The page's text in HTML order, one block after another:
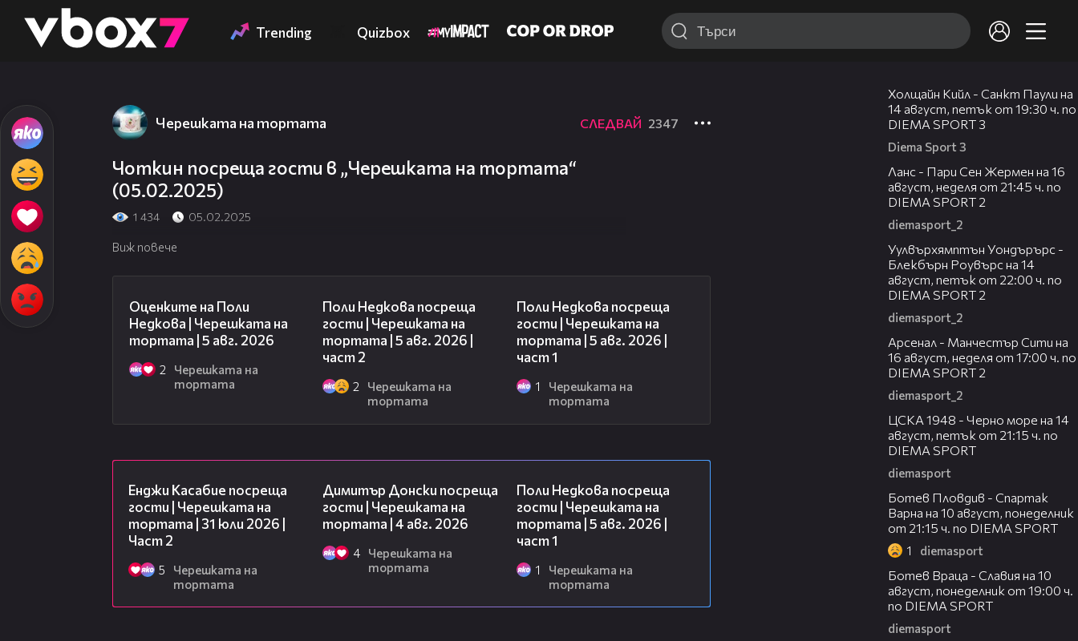
👾 Trending Quizbox
Черешката на тортата СЛЕДВАЙ 2347
Чоткин посреща гости в „Черешката на тортата“
(05.02.2025)
1 434 05.02.2025
Виж повече
Оценките на Поли
Недкова | Черешката на
тортата | 5 авг. 2026
2
Черешката на
тортата
Поли Недкова посреща
гости | Черешката на
тортата | 5 авг. 2026 |
част 2
2
Черешката на
тортата
Поли Недкова посреща
гости | Черешката на
тортата | 5 авг. 2026 |
част 1
1
Черешката на
тортата
Енджи Касабие посреща
гости | Черешката на
тортата | 31 юли 2026 |
Част 2
5
Черешката на
тортата
Димитър Донски посреща
гости | Черешката на
тортата | 4 авг. 2026
4
Черешката на
тортата
Поли Недкова посреща
гости | Черешката на
тортата | 5 авг. 2026 |
част 1
1
Черешката на
тортата
Холщайн Кийл - Санкт Паули на
14 август, петък от 19:30 ч. по
DIEMA SPORT 3
Diema Sport 3
Ланс - Пари Сен Жермен на 16
август, неделя от 21:45 ч. по
DIEMA SPORT 2
diemasport_2
Уулвърхямптън Уондърърс -
Блекбърн Роувърс на 14
август, петък от 22:00 ч. по
DIEMA SPORT 2
diemasport_2
Арсенал - Манчестър Сити на
16 август, неделя от 17:00 ч. по
DIEMA SPORT 2
diemasport_2
ЦСКА 1948 - Черно море на 14
август, петък от 21:15 ч. по
DIEMA SPORT
diemasport
Ботев Пловдив - Спартак
Варна на 10 август, понеделник
от 21:15 ч. по DIEMA SPORT
1 diemasport
Ботев Враца - Славия на 10
август, понеделник от 19:00 ч.
по DIEMA SPORT
diemasport